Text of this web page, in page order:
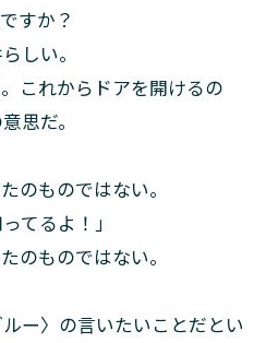
すか？
しい。
これからドアを開けるの
思だ。
ものではない。
てるよ！」
ものではない。
ー〉の言いたいことだとい